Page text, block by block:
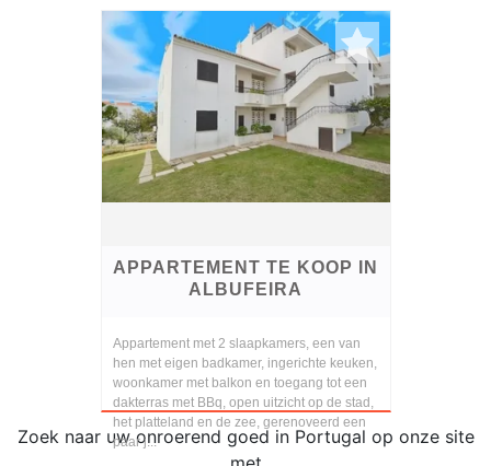
APPARTEMENT TE KOOP IN
ALBUFEIRA
Appartement met 2 slaapkamers, een van
hen met eigen badkamer, ingerichte keuken,
woonkamer met balkon en toegang tot een
dakterras met BBq, open uitzicht op de stad,
het platteland en de zee, gerenoveerd een
paar j...
Zoek naar uw onroerend goed in Portugal op onze site